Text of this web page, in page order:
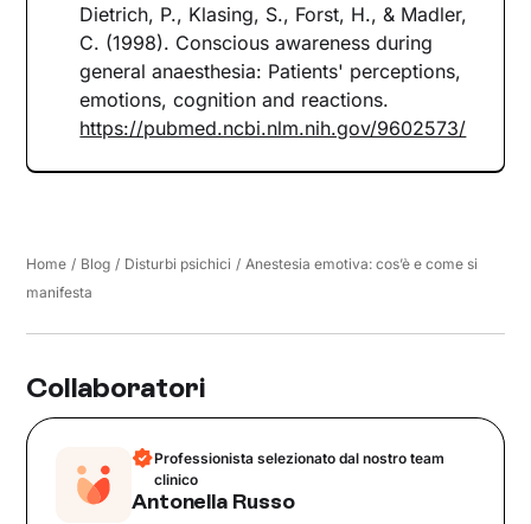
Dietrich, P., Klasing, S., Forst, H., & Madler,
C. (1998). Conscious awareness during
general anaesthesia: Patients' perceptions,
emotions, cognition and reactions.
https://pubmed.ncbi.nlm.nih.gov/9602573/
Home / Blog / Disturbi psichici / Anestesia emotiva: cos’è e come si
manifesta
Collaboratori
Professionista selezionato dal nostro team
clinico
Antonella Russo